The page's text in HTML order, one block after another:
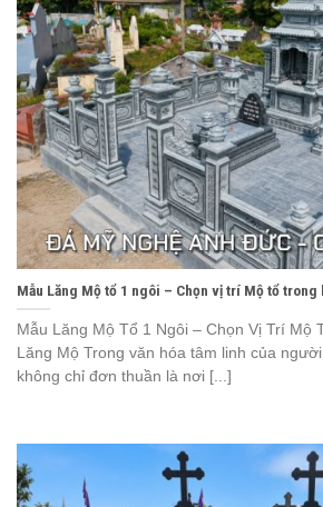
Mẫu Lăng Mộ tổ 1 ngôi – Chọn vị trí Mộ tổ
Mẫu Lăng Mộ Tổ 1 Ngôi – Chọn Vị Trí Mộ
Lăng Mộ Trong văn hóa tâm linh của
không chỉ đơn thuần là nơi [...]